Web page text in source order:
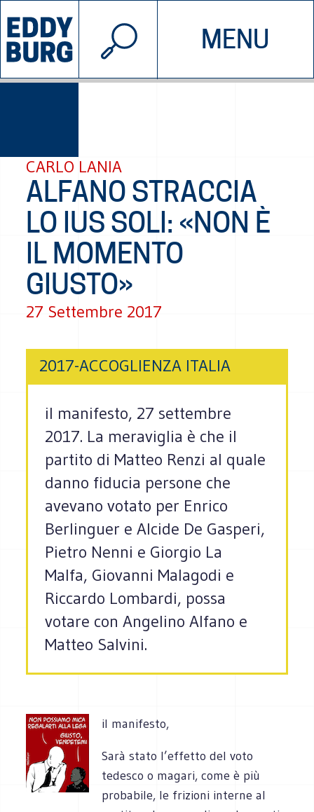
MENU
INIZIATIVE CHI SIAMO
© 2026 EDDYBURG
CARLO LANIA
ALFANO STRACCIA
LO IUS SOLI: «NON È
IL MOMENTO
GIUSTO»
27 Settembre 2017
2017-ACCOGLIENZA ITALIA
il manifesto, 27 settembre
2017. La meraviglia è che il
partito di Matteo Renzi al quale
danno fiducia persone che
avevano votato per Enrico
Berlinguer e Alcide De Gasperi,
Pietro Nenni e Giorgio La
Malfa, Giovanni Malagodi e
Riccardo Lombardi, possa
votare con Angelino Alfano e
Matteo Salvini.
il manifesto,
Sarà stato l’effetto del voto
tedesco o magari, come è più
probabile, le frizioni interne al